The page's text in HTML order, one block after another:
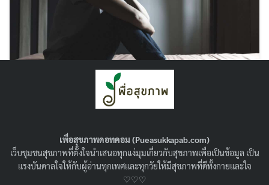
พารานอยด์ คือ อะไร ? รู้จัก Paranoia ที่ทำให้ใจ
พารานอยด์ คือ อะไร เป็นอาการป่วยทางจิตหรือไม่ มารู้จัก
Paranoia คือ อะไร สาเหตุและปัจจัยการเกิด ข้อบ่งชี้การป่วย
และวิธีการรักษา ให้มากขึ้นกัน
เพื่อสุขภาพดอทคอม (Pueasukkapab.com)
เว็บชุมชนสุขภาพที่ตั้งใจนำเสนอทุกแง่มุมเกี่ยวกับสุขภาพเพื่อเป็นข้อมูล เป็น
แรงบันดาลใจให้กับผู้อ่านทุกเพศและทุกวัยให้มีสุขภาพที่ดีทั้งกายและใจ
♡♡♡